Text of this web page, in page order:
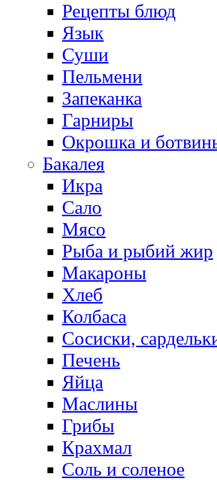
Рецепты блюд
Язык
Суши
Пельмени
Запеканка
Гарниры
Окрошка и
Бакалея
Икра
Сало
Мясо
Рыба и рыбий жир
Макароны
Хлеб
Колбаса
Сосиски,
Печень
Яйца
Маслины
Грибы
Крахмал
Соль и соленое